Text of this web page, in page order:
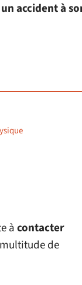
accident à
àcontacter
de